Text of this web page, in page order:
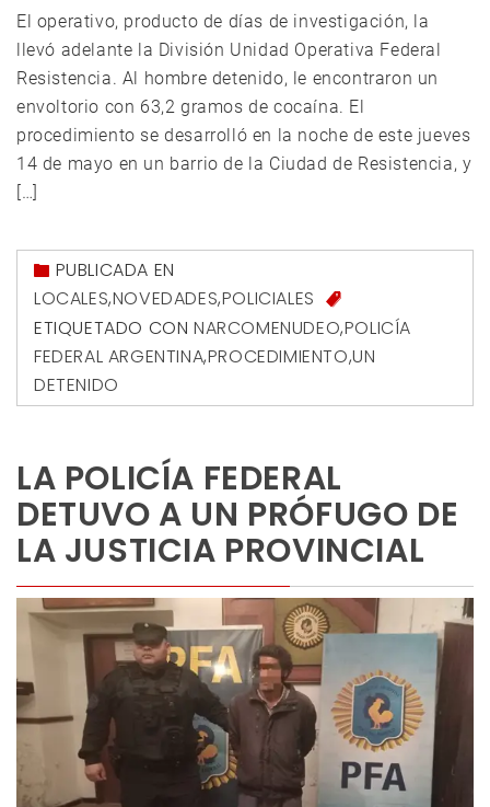
El operativo, producto de días de investigación, la
llevó adelante la División Unidad Operativa Federal
Resistencia. Al hombre detenido, le encontraron un
envoltorio con 63,2 gramos de cocaína. El
procedimiento se desarrolló en la noche de este jueves
14 de mayo en un barrio de la Ciudad de Resistencia, y
[…]
PUBLICADA EN
LOCALES,NOVEDADES,POLICIALES
ETIQUETADO CON NARCOMENUDEO,POLICÍA
FEDERAL ARGENTINA,PROCEDIMIENTO,UN
DETENIDO
LA POLICÍA FEDERAL
DETUVO A UN PRÓFUGO DE
LA JUSTICIA PROVINCIAL